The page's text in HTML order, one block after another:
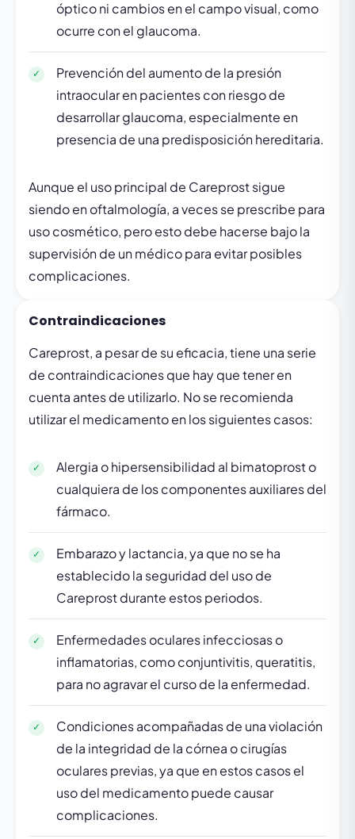
óptico ni cambios en el campo visual, como
ocurre con el glaucoma.
Prevención del aumento de la presión
intraocular en pacientes con riesgo de
desarrollar glaucoma, especialmente en
presencia de una predisposición hereditaria.
Aunque el uso principal de Careprost sigue
siendo en oftalmología, a veces se prescribe para
uso cosmético, pero esto debe hacerse bajo la
supervisión de un médico para evitar posibles
complicaciones.
Contraindicaciones
Careprost, a pesar de su eficacia, tiene una serie
de contraindicaciones que hay que tener en
cuenta antes de utilizarlo. No se recomienda
utilizar el medicamento en los siguientes casos:
Alergia o hipersensibilidad al bimatoprost o
cualquiera de los componentes auxiliares del
fármaco.
Embarazo y lactancia, ya que no se ha
establecido la seguridad del uso de
Careprost durante estos periodos.
Enfermedades oculares infecciosas o
inflamatorias, como conjuntivitis, queratitis,
para no agravar el curso de la enfermedad.
Condiciones acompañadas de una violación
de la integridad de la córnea o cirugías
oculares previas, ya que en estos casos el
uso del medicamento puede causar
complicaciones.